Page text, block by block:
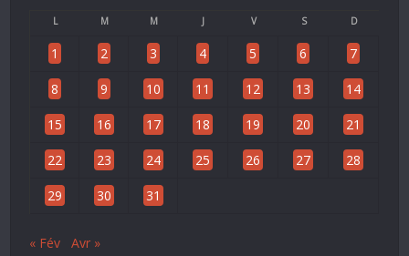
L M M J V S D
1 2 3 4 5 6 7
8 9 10 11 12 13 14
15 16 17 18 19 20 21
22 23 24 25 26 27 28
29 30 31
« Fév Avr »